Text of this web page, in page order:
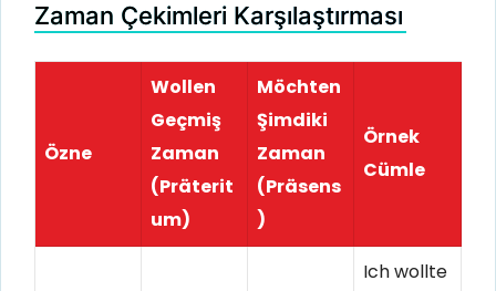
Zaman Çekimleri Karşılaştırması
Özne
Wollen
Geçmiş
Zaman
(Präterit
um)
Möchten
Şimdiki
Zaman
(Präsens
)
Örnek
Cümle
Ich wollte